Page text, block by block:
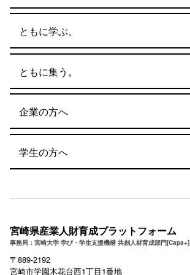
ともに学ぶ。
ともに集う。
企業の方へ
学生の方へ
宮崎県産業人財育成プラットフォーム
事務局：宮崎大学 学び・学生支援機構 共創人材育成部門[Capa+]
〒889-2192
宮崎市学園木花台西1丁目1番地